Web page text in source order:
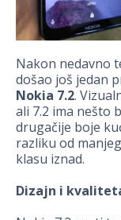
Nakon nedavno
došao još jedan
Nokia 7.2.
ali 7.2 ima nešto
drugačije boje
razliku od
klasu iznad.
Dizajn i